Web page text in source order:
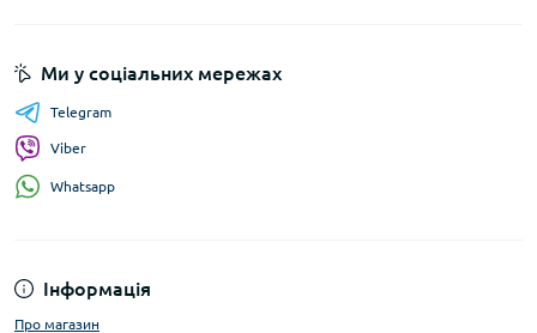
Інформація
Про магазин
Ми у соціальних мережах
Telegram
Viber
Whatsapp